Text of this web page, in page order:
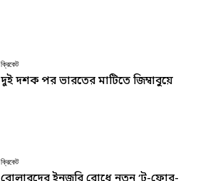
ক্রিকেট
দুই দশক পর ভারতের মাটিতে জিম্বাবুয়ে
ক্রিকেট